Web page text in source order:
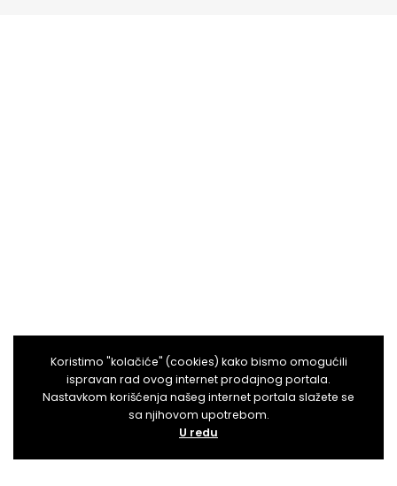
Koristimo "kolačiće" (cookies) kako bismo omogućili
ispravan rad ovog internet prodajnog portala.
Nastavkom korišćenja našeg internet portala slažete se
sa njihovom upotrebom.
U redu